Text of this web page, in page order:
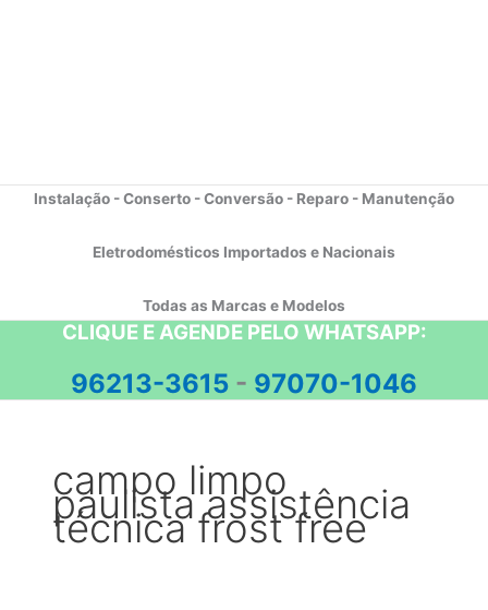
Instalação - Conserto - Conversão - Reparo - Manutenção
Eletrodomésticos Importados e Nacionais
Todas as Marcas e Modelos
CLIQUE E AGENDE PELO WHATSAPP:
96213-3615 - 97070-1046
campo limpo
paulista assistência
técnica frost free